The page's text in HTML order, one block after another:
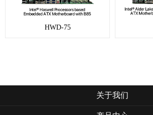
HWD-75
关于我们